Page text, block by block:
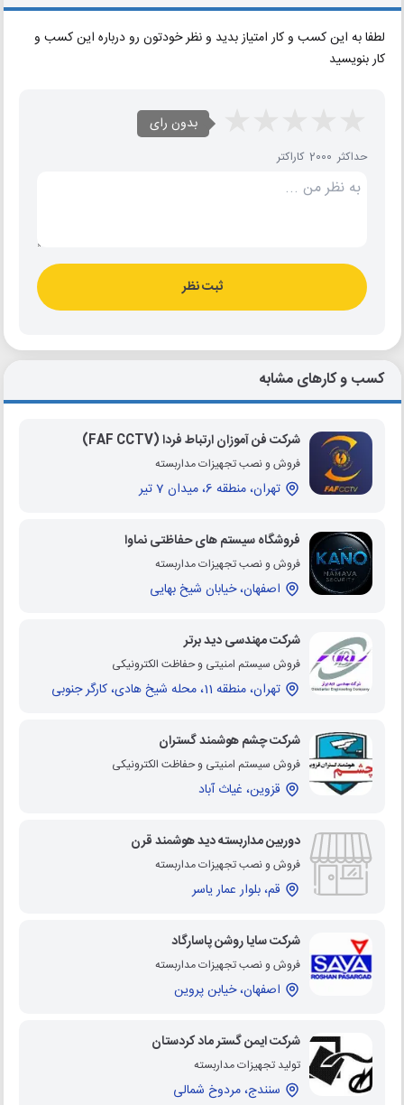
لطفا به این کسب و کار امتیاز بدید و نظر خودتون رو درباره این کسب و
کار بنویسید
بدون رای
حداکثر 2000 کاراکتر
ثبت نظر
کسب و کارهای مشابه
شرکت فن آموزان ارتباط فردا (FAF CCTV)
فروش و نصب تجهیزات مداربسته
تهران، منطقه 6، میدان 7 تیر
فروشگاه سیستم های حفاظتی نماوا
فروش و نصب تجهیزات مداربسته
اصفهان، خیابان شیخ بهایی
شرکت مهندسی دید برتر
فروش سیستم امنیتی و حفاظت الکترونیکی
تهران، منطقه 11، محله شیخ هادی، کارگر جنوبی
شرکت چشم هوشمند گستران
فروش سیستم امنیتی و حفاظت الکترونیکی
قزوین، غیاث آباد
دوربین مداربسته دید هوشمند قرن
فروش و نصب تجهیزات مداربسته
قم، بلوار عمار یاسر
شرکت سایا روشن پاسارگاد
فروش و نصب تجهیزات مداربسته
اصفهان، خیابن پروین
شرکت ایمن گستر ماد کردستان
تولید تجهیزات مداربسته
سنندج، مردوخ شمالی